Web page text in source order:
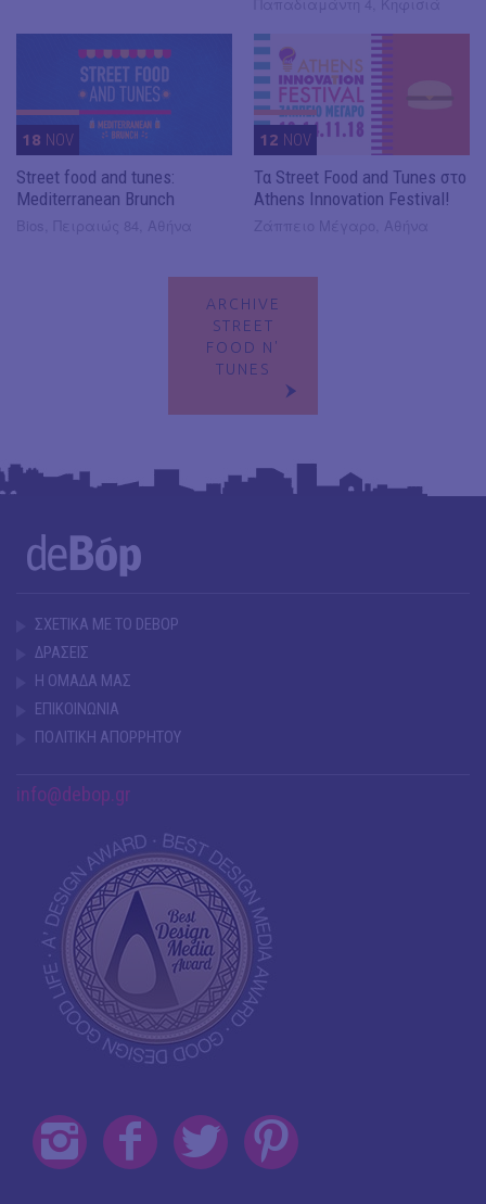
18 NOV
Street food and tunes:
Mediterranean Brunch
12 NOV
Τα Street Food and Tunes στο
Athens Innovation Festival!
ARCHIVE
STREET
FOOD N'
TUNES
ΣΧΕΤΙΚΑ ΜΕ ΤΟ DEBOP
ΔΡΑΣΕΙΣ
Η ΟΜΑΔΑ ΜΑΣ
ΕΠΙΚΟΙΝΩΝΙΑ
ΠΟΛΙΤΙΚΗ ΑΠΟΡΡΗΤΟΥ
info@debop.gr